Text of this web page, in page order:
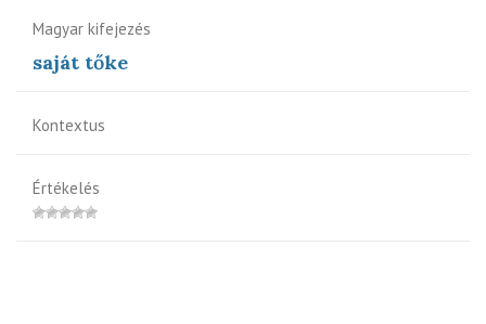
Magyar kifejezés
saját tőke
Kontextus
Értékelés